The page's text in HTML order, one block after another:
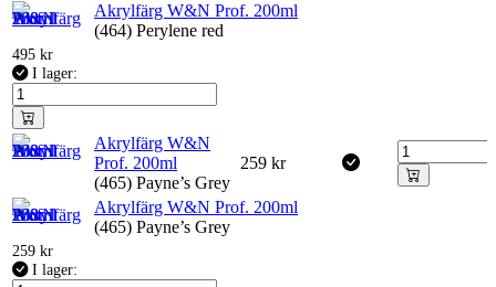
Akrylfärg W&N Prof. 200ml
(464) Perylene red
495 kr
I lager:
Akrylfärg W&N
Prof. 200ml
(465) Payne’s Grey
259 kr
Akrylfärg W&N Prof. 200ml
(465) Payne’s Grey
259 kr
I lager: